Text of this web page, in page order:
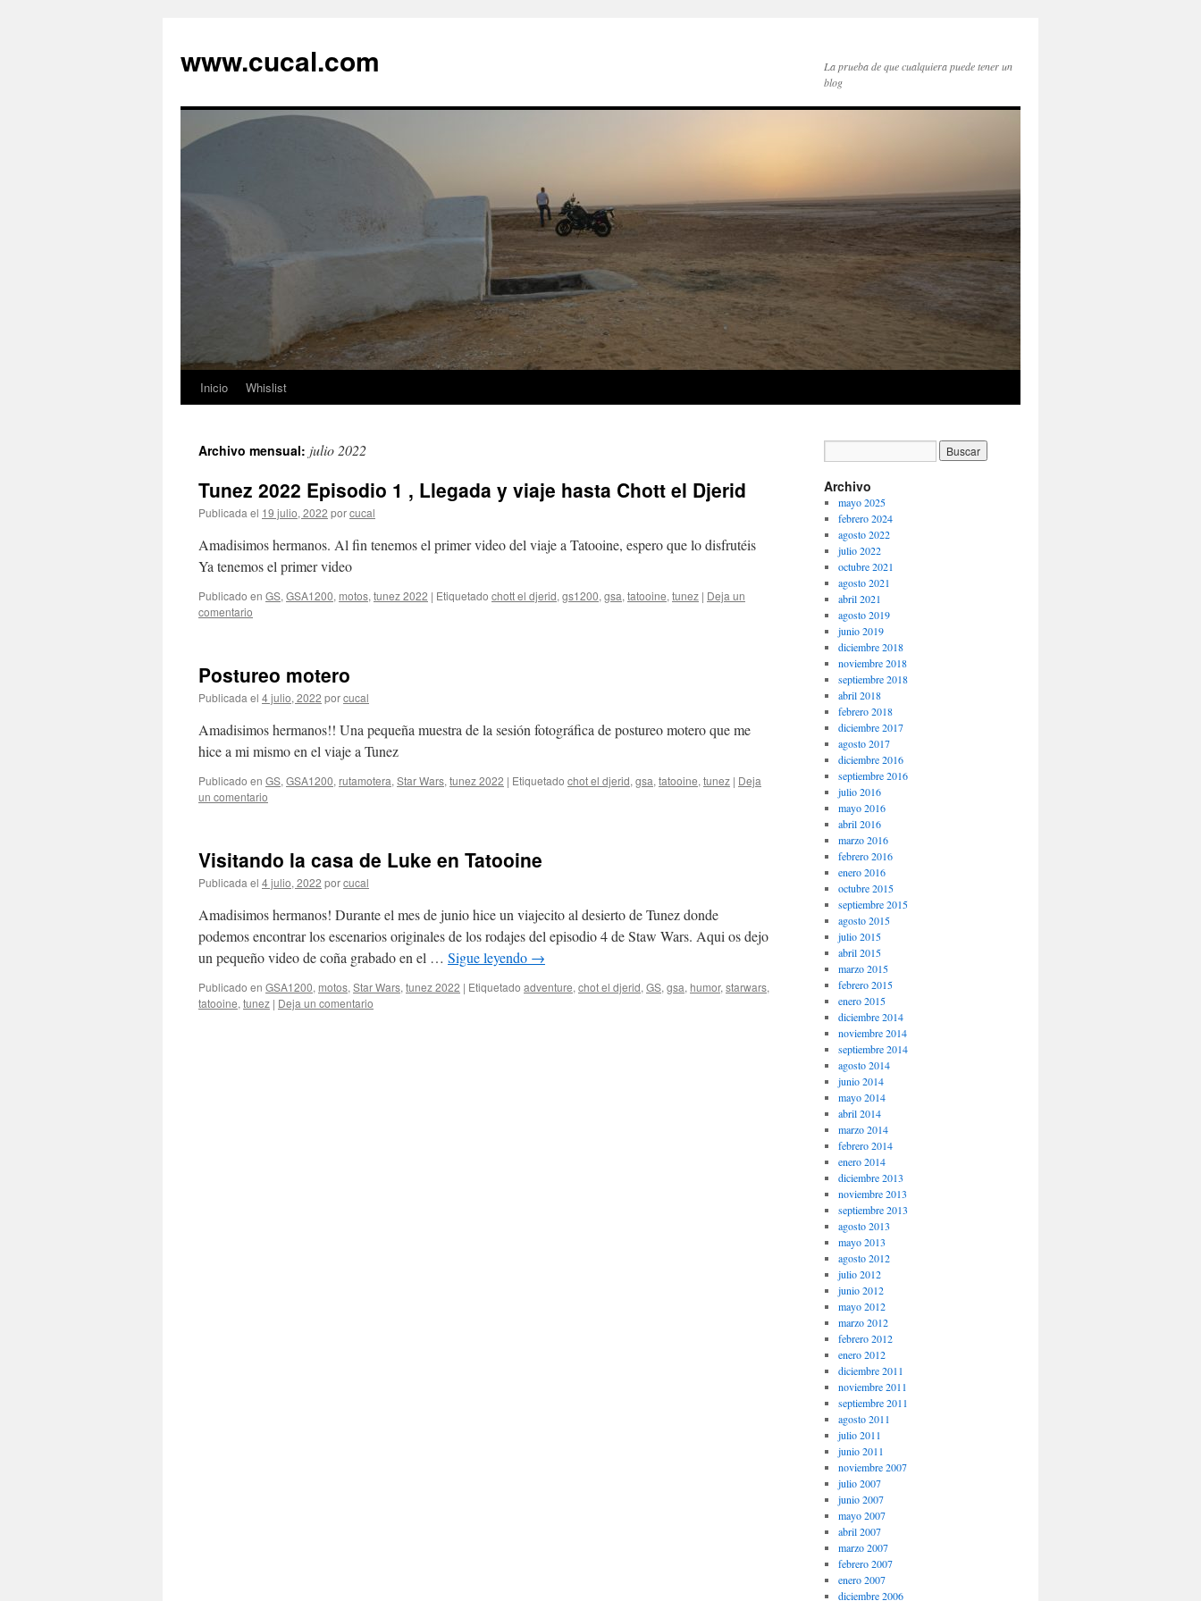
contenido
www.cucal.com
La prueba de que cualquiera puede tener un
blog
Inicio Whislist
Archivo mensual: julio 2022
Tunez 2022 Episodio 1 , Llegada y viaje hasta Chott el Djerid
Publicada el 19 julio, 2022 porcucal
Amadisimos hermanos. Al fin tenemos el primer video del viaje a Tatooine, espero que lo disfrutéis
Ya tenemos el primer video
Publicado en GS, GSA1200, motos, tunez 2022 | Etiquetado chott el djerid, gs1200, gsa, tatooine, tunez | Deja un
comentario
Postureo motero
Publicada el 4 julio, 2022 porcucal
Amadisimos hermanos!! Una pequeña muestra de la sesión fotográfica de postureo motero que me
hice a mi mismo en el viaje a Tunez
Publicado en GS, GSA1200, rutamotera, Star Wars, tunez 2022 | Etiquetado chot el djerid, gsa, tatooine, tunez | Deja
un comentario
Visitando la casa de Luke en Tatooine
Publicada el 4 julio, 2022 porcucal
Amadisimos hermanos! Durante el mes de junio hice un viajecito al desierto de Tunez donde
podemos encontrar los escenarios originales de los rodajes del episodio 4 de Staw Wars. Aqui os dejo
un pequeño video de coña grabado en el … Sigue leyendo →
Publicado en GSA1200, motos, Star Wars, tunez 2022 | Etiquetado adventure, chot el djerid, GS, gsa, humor, starwars,
tatooine, tunez | Deja un comentario
Archivo
mayo 2025
febrero 2024
agosto 2022
julio 2022
octubre 2021
agosto 2021
abril 2021
agosto 2019
junio 2019
diciembre 2018
noviembre 2018
septiembre 2018
abril 2018
febrero 2018
diciembre 2017
agosto 2017
diciembre 2016
septiembre 2016
julio 2016
mayo 2016
abril 2016
marzo 2016
febrero 2016
enero 2016
octubre 2015
septiembre 2015
agosto 2015
julio 2015
abril 2015
marzo 2015
febrero 2015
enero 2015
diciembre 2014
noviembre 2014
septiembre 2014
agosto 2014
junio 2014
mayo 2014
abril 2014
marzo 2014
febrero 2014
enero 2014
diciembre 2013
noviembre 2013
septiembre 2013
agosto 2013
mayo 2013
agosto 2012
julio 2012
junio 2012
mayo 2012
marzo 2012
febrero 2012
enero 2012
diciembre 2011
noviembre 2011
septiembre 2011
agosto 2011
julio 2011
junio 2011
noviembre 2007
julio 2007
junio 2007
mayo 2007
abril 2007
marzo 2007
febrero 2007
enero 2007
diciembre 2006